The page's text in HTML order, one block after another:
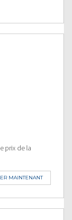
prix de la
MAINTENANT